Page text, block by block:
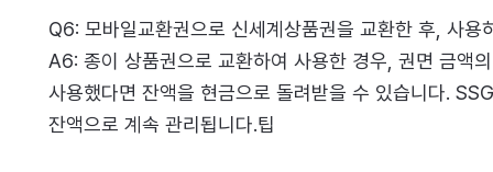
Q6: 모바일교환권으로 신세계상품권을 교환한 후, 사
A6: 종이 상품권으로 교환하여 사용한 경우, 권면 금액
사용했다면 잔액을 현금으로 돌려받을 수 있습니다.
잔액으로 계속 관리됩니다.팁